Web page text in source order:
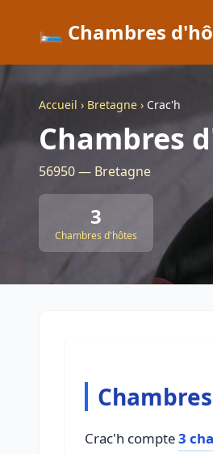
🛏️ Chambres
Accueil › Bretagne › Crac'h
Chambres
56950 — Bretagne
3
Chambres d'hôtes
Crac'h compte3